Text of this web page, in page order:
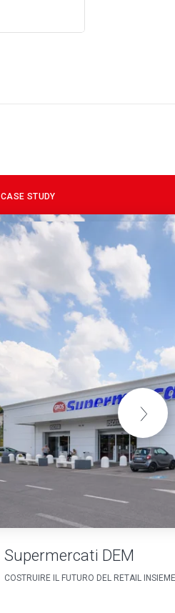
CASE STUDY
Supermercati DEM
COSTRUIRE IL FUTURO DEL RETAIL